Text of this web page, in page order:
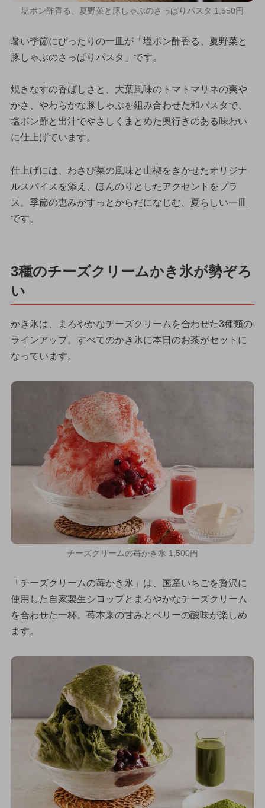
塩ポン酢香る、夏野菜と豚しゃぶのさっぱりパスタ 1,550円
暑い季節にぴったりの一皿が「塩ポン酢香る、夏野菜と
豚しゃぶのさっぱりパスタ」です。
焼きなすの香ばしさと、大葉風味のトマトマリネの爽や
かさ、やわらかな豚しゃぶを組み合わせた和パスタで、
塩ポン酢と出汁でやさしくまとめた奥行きのある味わい
に仕上げています。
仕上げには、わさび菜の風味と山椒をきかせたオリジナ
ルスパイスを添え、ほんのりとしたアクセントをプラ
ス。季節の恵みがすっとからだになじむ、夏らしい一皿
です。
3種のチーズクリームかき氷が勢ぞろ
い
かき氷は、まろやかなチーズクリームを合わせた3種類の
ラインアップ。すべてのかき氷に本日のお茶がセットに
なっています。
チーズクリームの苺かき氷 1,500円
「チーズクリームの苺かき氷」は、国産いちごを贅沢に
使用した自家製生シロップとまろやかなチーズクリーム
を合わせた一杯。苺本来の甘みとベリーの酸味が楽しめ
ます。